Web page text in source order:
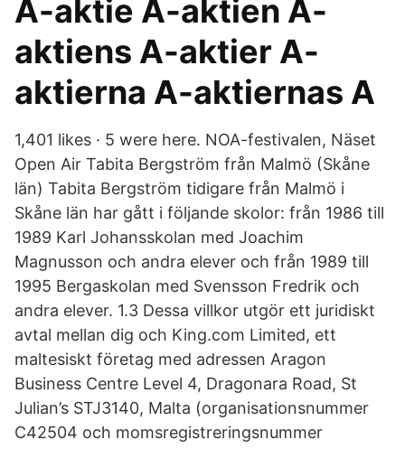
A-aktie A-aktien A-
aktiens A-aktier A-
aktierna A-aktiernas A
1,401 likes · 5 were here. NOA-festivalen, Näset
Open Air Tabita Bergström från Malmö (Skåne
län) Tabita Bergström tidigare från Malmö i
Skåne län har gått i följande skolor: från 1986 till
1989 Karl Johansskolan med Joachim
Magnusson och andra elever och från 1989 till
1995 Bergaskolan med Svensson Fredrik och
andra elever. 1.3 Dessa villkor utgör ett juridiskt
avtal mellan dig och King.com Limited, ett
maltesiskt företag med adressen Aragon
Business Centre Level 4, Dragonara Road, St
Julian’s STJ3140, Malta (organisationsnummer
C42504 och momsregistreringsnummer